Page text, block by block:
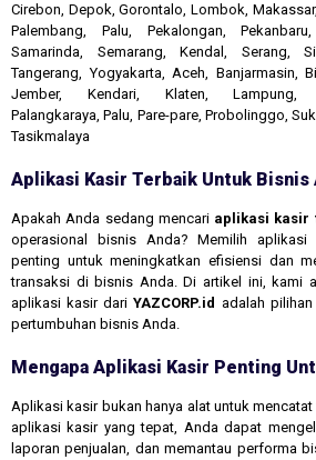
Cirebon, Depok, Gorontalo, Lombok,
Palembang, Palu, Pekalongan,
Samarinda, Semarang, Kendal, Serang,
Tangerang, Yogyakarta, Aceh, Banjarmasin,
Jember, Kendari, Klaten, Lampung,
Palangkaraya, Palu, Pare-pare, Probolinggo,
Tasikmalaya
Aplikasi Kasir Terbaik Untuk Bisnis
Apakah Anda sedang mencari aplikasi kasir
operasional bisnis Anda? Memilih
penting untuk meningkatkan efisiensi dan
transaksi di bisnis Anda. Di artikel ini, kami
aplikasi kasir dariYAZCORP.id adalah
pertumbuhan bisnis Anda.
Mengapa Aplikasi Kasir Penting
Aplikasi kasir bukan hanya alat untuk
aplikasi kasir yang tepat, Anda dapat
laporan penjualan, dan memantau performa